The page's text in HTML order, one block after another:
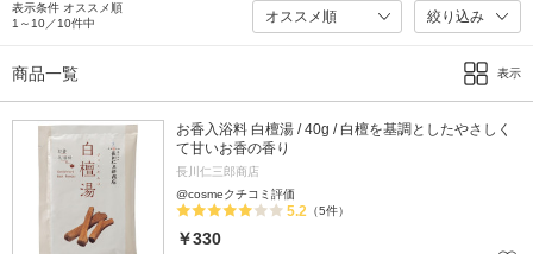
表示条件 オススメ順
1～10／10件中
絞り込み
商品一覧 表示
お香入浴料 白檀湯 / 40g / 白檀を基調としたやさしく
て甘いお香の香り
長川仁三郎商店
@cosmeクチコミ評価
5.2 （5件）
￥330